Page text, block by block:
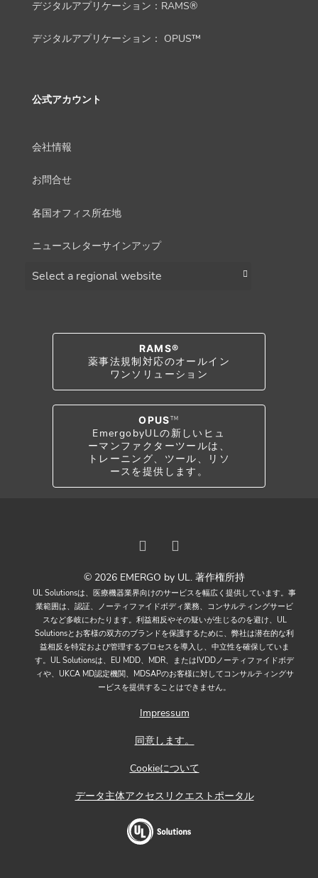
デジタルアプリケーション：RAMS®
デジタルアプリケーション： OPUS™
公式アカウント
会社情報
お問合せ
各国オフィス所在地
ニュースレターサインアップ
RAMS®
薬事法規制対応のオールイン
ワンソリューション
OPUS TM
EmergobyULの新しいヒュ
ーマンファクターツールは、
トレーニング、ツール、リソ
ースを提供します。
© 2026 EMERGO by UL. 著作権所持
UL Solutionsは、医療機器業界向けのサービスを幅広く提供しています。事
業範囲は、認証、ノーティファイドボディ業務、コンサルティングサービ
スなど多岐にわたります。利益相反やその疑いが生じるのを避け、UL
Solutionsとお客様の双方のブランドを保護するために、弊社は潜在的な利
益相反を特定および管理するプロセスを導入し、中立性を確保していま
す。UL Solutionsは、EU MDD、MDR、またはIVDDノーティファイドボデ
ィや、UKCA MD認定機関、MDSAPのお客様に対してコンサルティングサ
ービスを提供することはできません。
Impressum
同意します。
Cookieについて
データ主体アクセスリクエストポータル